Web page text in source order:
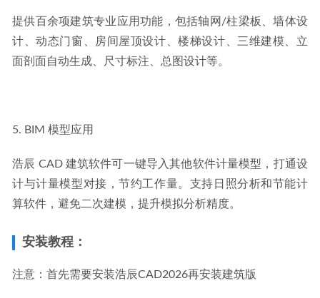
提供百余项建筑专业应用功能，包括轴网/柱梁板、墙体设
计、动态门窗、房间屋顶设计、楼梯设计、三维建模、立
面剖面自动生成、尺寸标注、总图设计等。
5. BIM 模型应用
浩辰 CAD 建筑软件可一键导入其他软件计量模型，打通设
计与计量模型对接，节约工作量。支持日照分析和节能计
算软件，避免二次建模，提升模拟分析精度。
安装教程：
注意：首先需要安装浩辰CAD2026再安装建筑版